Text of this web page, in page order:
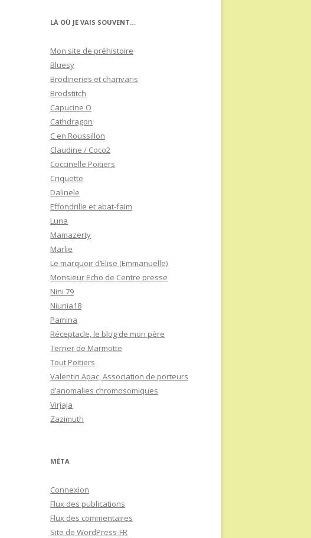
LÀ OÙ JE VAIS SOUVENT…
Mon site de préhistoire
Bluesy
Brodineries et charivaris
Brodstitch
Capucine O
Cathdragon
C en Roussillon
Claudine / Coco2
Coccinelle Poitiers
Criquette
Dalinele
Effondrille et abat-faim
Luna
Mamazerty
Marlie
Le marquoir d’Elise (Emmanuelle)
Monsieur Echo de Centre presse
Nini 79
Niunia18
Pamina
Réceptacle, le blog de mon père
Terrier de Marmotte
Tout Poitiers
Valentin Apac, Association de porteurs
d’anomalies chromosomiques
Virjaja
Zazimuth
MÉTA
Connexion
Flux des publications
Flux des commentaires
Site de WordPress-FR